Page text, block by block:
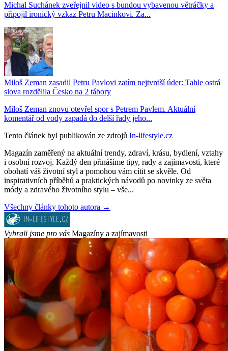
Michal Suchánek zveřejnil video s bundou vybavenou větráčky a
připojil ironický vzkaz Petru Macinkovi. Za...
Miloš Zeman zasadil Petru Pavlovi zatím nejtvrdší úder: Tahle ostrá
slova rozdělila Česko na 2 tábory
Miloš Zeman znovu otevřel spor s Petrem Pavlem. Aktuální
komentář od vody zapadá do delší řady jeho...
Tento článek byl publikován ze zdrojů In-lifestyle.cz
Magazín zaměřený na aktuální trendy, zdraví, krásu, bydlení, vztahy
i osobní rozvoj. Každý den přinášíme tipy, rady a zajímavosti, které
obohatí váš životní styl a pomohou vám cítit se skvěle. Od
inspirativních příběhů a praktických návodů po novinky ze světa
módy a zdravého životního stylu – vše...
Všechny články tohoto autora →
Vybrali jsme pro vás Magazíny a zajímavosti